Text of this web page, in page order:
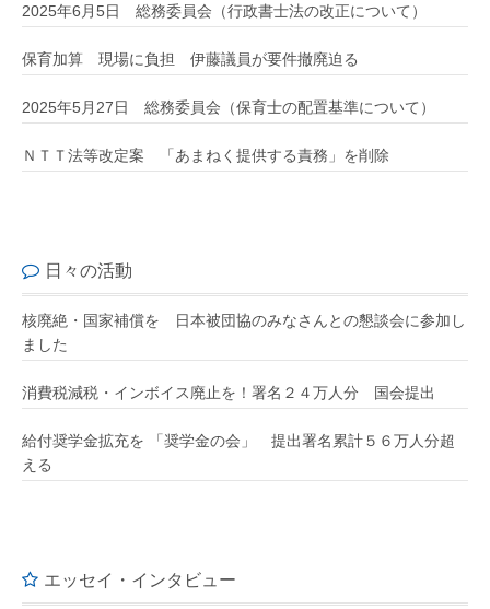
2025年6月5日 総務委員会（行政書士法の改正について）
保育加算 現場に負担 伊藤議員が要件撤廃迫る
2025年5月27日 総務委員会（保育士の配置基準について）
ＮＴＴ法等改定案 「あまねく提供する責務」を削除
日々の活動
核廃絶・国家補償を 日本被団協のみなさんとの懇談会に参加し
ました
消費税減税・インボイス廃止を！署名２４万人分 国会提出
給付奨学金拡充を 「奨学金の会」 提出署名累計５６万人分超
える
エッセイ・インタビュー